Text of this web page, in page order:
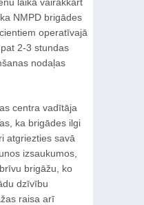
NMPD brigādes
operatīvajā
2-3 stundas
nodaļas
centra vadītāja
ka brigādes ilgi
atgriezties savā
izsaukumos,
brigāžu, ko
dzīvību
raisa arī